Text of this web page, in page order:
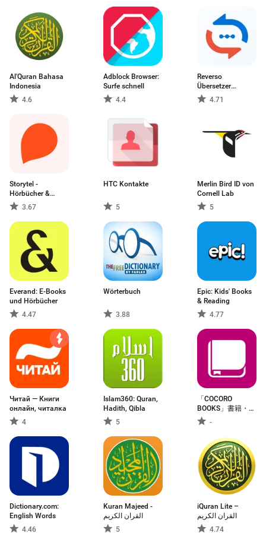
Al'Quran Bahasa
Indonesia
4.6
Adblock Browser:
Surfe schnell
4.4
Reverso
Übersetzer
Wörterbuch
4.71
Storytel -
Hörbücher &
Bücher
3.67
HTC Kontakte
5
Merlin Bird ID von
Cornell Lab
5
Everand: E-Books
und Hörbücher
4.47
Wörterbuch
3.88
Epic: Kids' Books
& Reading
4.77
Читай — Книги
онлайн, читалка
4
Islam360: Quran,
Hadith, Qibla
5
「COCORO
BOOKS」書籍・コ
ミック・新聞・雑
誌
-
Dictionary.com:
English Words
4.46
Kuran Majeed -
القران الكريم
5
iQuran Lite –
القران الكريم
4.74